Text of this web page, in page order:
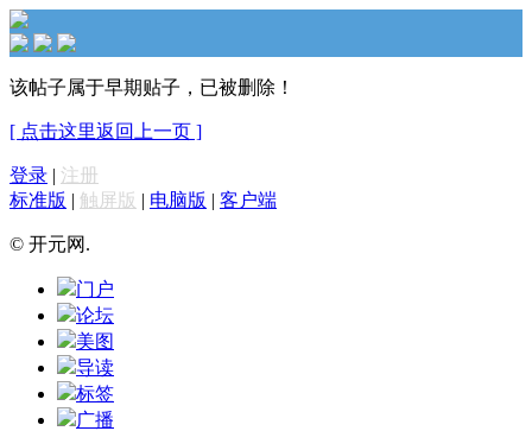
该帖子属于早期贴子，已被删除！
[ 点击这里返回上一页 ]
登录 | 注册
标准版 | 触屏版 | 电脑版 | 客户端
© 开元网.
门户
论坛
美图
导读
标签
广播